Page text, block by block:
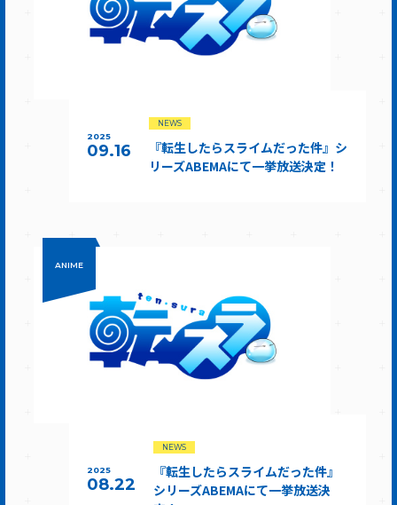
2025
09.16
NEWS
『転生したらスライムだった件』シ
リーズABEMAにて一挙放送決定！
ANIME
2025
08.22
NEWS
『転生したらスライムだった件』
シリーズABEMAにて一挙放送決